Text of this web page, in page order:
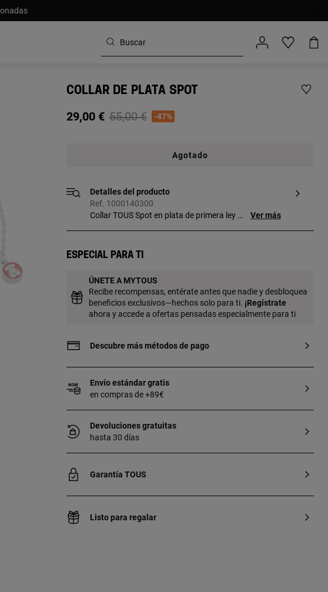
COLLAR DE PLATA SPOT
29,00 € Price reduced from
55,00 €to-47%
Agotado
Detalles del producto
Ref. 1000140300
Collar TOUS Spot en plata de primera ley y
Ver más
Especial para ti
ÚNETE A MYTOUS
Recibe recompensas, entérate antes que nadie y desbloquea
beneficios exclusivos—hechos solo para ti. ¡Regístrate
ahora y accede a ofertas pensadas especialmente para ti
Descubre más métodos de pago
Envío estándar gratis
en compras de +89€
Devoluciones gratuitas
hasta 30 días
Garantía TOUS
Listo para regalar